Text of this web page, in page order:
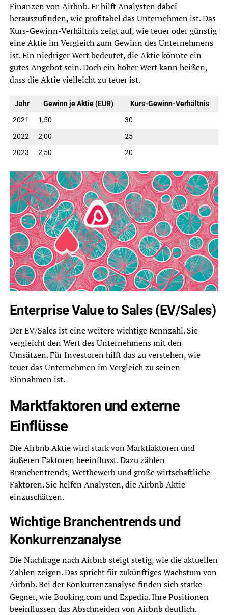
Finanzen von Airbnb. Er hilft Analysten dabei
herauszufinden, wie profitabel das Unternehmen ist. Das
Kurs-Gewinn-Verhältnis zeigt auf, wie teuer oder günstig
eine Aktie im Vergleich zum Gewinn des Unternehmens
ist. Ein niedriger Wert bedeutet, die Aktie könnte ein
gutes Angebot sein. Doch ein hoher Wert kann heißen,
dass die Aktie vielleicht zu teuer ist.
Jahr Gewinn je Aktie (EUR)
Kurs-Gewinn-Verhältnis
2021
1,50
30
2022
2,00
25
2023
2,50 20
Enterprise Value to Sales (EV/Sales)
Der EV/Sales ist eine weitere wichtige Kennzahl. Sie
vergleicht den Wert des Unternehmens mit den
Umsätzen. Für Investoren hilft das zu verstehen, wie
teuer das Unternehmen im Vergleich zu seinen
Einnahmen ist.
Marktfaktoren und externe
Einflüsse
Die Airbnb Aktie wird stark von Marktfaktoren und
äußeren Faktoren beeinflusst. Dazu zählen
Branchentrends, Wettbewerb und große wirtschaftliche
Faktoren. Sie helfen Analysten, die Airbnb Aktie
einzuschätzen.
Wichtige Branchentrends und
Konkurrenzanalyse
Die Nachfrage nach Airbnb steigt stetig, wie die aktuellen
Zahlen zeigen. Das spricht für zukünftiges Wachstum von
Airbnb. Bei der Konkurrenzanalyse finden sich starke
Gegner, wie Booking.com und Expedia. Ihre Positionen
beeinflussen das Abschneiden von Airbnb deutlich.